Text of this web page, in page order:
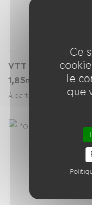
VTT électrique
1,85m
À partir de 38.00 €
Ce
le
que